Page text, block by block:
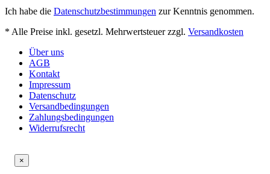
Ich habe die Datenschutzbestimmungen zur Kenntnis genommen.
* Alle Preise inkl. gesetzl. Mehrwertsteuer zzgl. Versandkosten
Über uns
AGB
Kontakt
Impressum
Datenschutz
Versandbedingungen
Zahlungsbedingungen
Widerrufsrecht
×